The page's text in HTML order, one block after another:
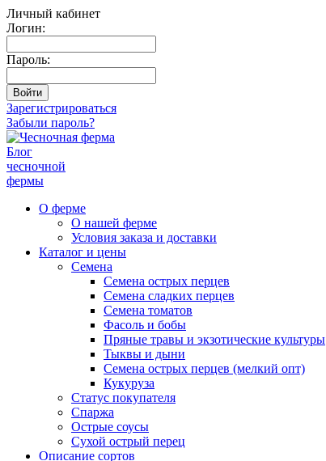
Личный кабинет
Логин:
Пароль:
Зарегистрироваться
Забыли пароль?
Блог
чесночной
фермы
О ферме
О нашей ферме
Условия заказа и доставки
Каталог и цены
Семена
Семена острых перцев
Семена сладких перцев
Семена томатов
Фасоль и бобы
Пряные травы и экзотические культуры
Тыквы и дыни
Семена острых перцев (мелкий опт)
Кукуруза
Статус покупателя
Спаржа
Острые соусы
Сухой острый перец
Описание сортов